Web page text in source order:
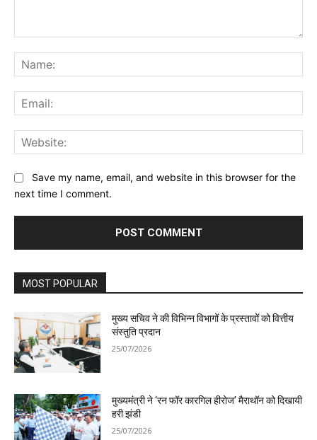
Save my name, email, and website in this browser for the
next time I comment.
MOST POPULAR
मुख्य सचिव ने की विभिन्न विभागों के प्रस्तावों को वित्तीय
संस्तुति प्रदान
25/07/2026
मुख्यमंत्री ने ‘रन फॉर कारगिल हीरोज’ मैराथॉन को दिखायी
हरी झंडी
25/07/2026